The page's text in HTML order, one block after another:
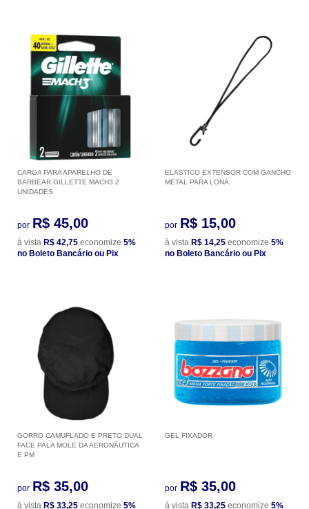
CARGA PARA APARELHO DE
BARBEAR GILLETTE MACH3 2
UNIDADES
por R$ 45,00
à vista R$ 42,75 economize 5%
no Boleto Bancário ou Pix
ELASTICO EXTENSOR COM GANCHO
METAL PARA LONA
por R$ 15,00
à vista R$ 14,25 economize 5%
no Boleto Bancário ou Pix
GORRO CAMUFLADO E PRETO DUAL
FACE PALA MOLE DA AERONÁUTICA
E PM
por R$ 35,00
à vista R$ 33,25 economize 5%
GEL FIXADOR
por R$ 35,00
à vista R$ 33,25 economize 5%